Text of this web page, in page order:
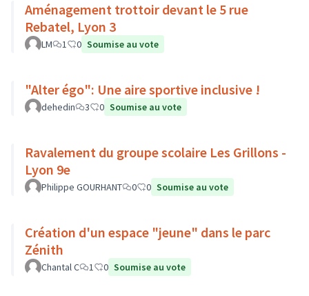
Aménagement trottoir devant le 5 rue
Rebatel, Lyon 3
LM 1 0 Soumise au vote
"Alter égo": Une aire sportive inclusive !
dehedin 3 0 Soumise au vote
Ravalement du groupe scolaire Les Grillons -
Lyon 9e
Philippe GOURHANT 0 0 Soumise au vote
Création d'un espace "jeune" dans le parc
Zénith
Chantal C 1 0 Soumise au vote